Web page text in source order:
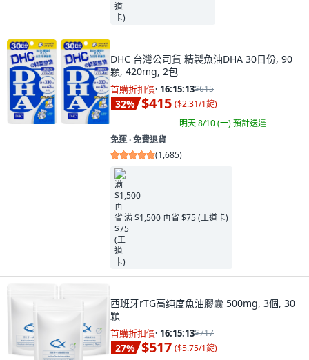
DHC 台灣公司貨 精製魚油DHA 30日份, 90
顆, 420mg, 2包
首購折扣價· 16:15:11$615
32% $415 ($2.31/1錠)
明天 8/10 (一)預計送達
免運 ∙ 免費退貨
(1,685)
满 $1,500 再省 $75 (王道卡)
西班牙rTG高纯度魚油膠囊 500mg, 3個, 30
顆
首購折扣價· 16:15:11$717
27% $517 ($5.75/1錠)